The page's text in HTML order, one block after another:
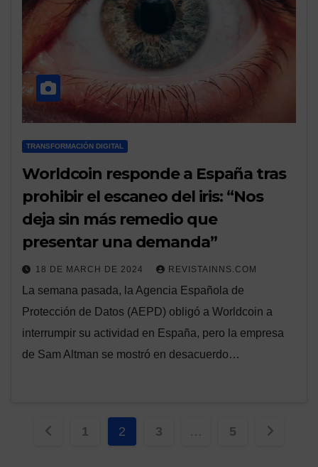
TRANSFORMACIÓN DIGITAL
Worldcoin responde a España tras
prohibir el escaneo del iris: “Nos
deja sin más remedio que
presentar una demanda”
18 DE MARCH DE 2024 REVISTAINNS.COM
La semana pasada, la Agencia Española de
Protección de Datos (AEPD) obligó a Worldcoin a
interrumpir su actividad en España, pero la empresa
de Sam Altman se mostró en desacuerdo…
Posts
1 2 3 … 5